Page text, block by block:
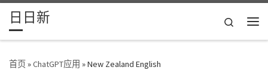
Skip to content
日日新
Search
首页»ChatGPT应用 »New Zealand English